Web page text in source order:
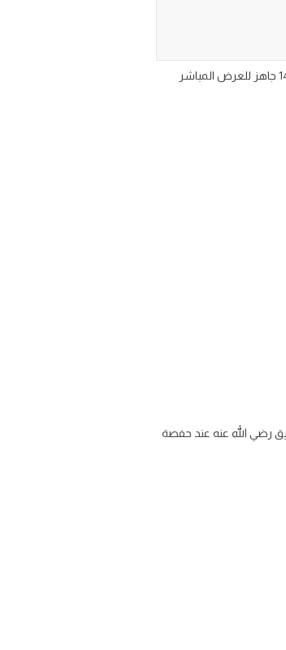
حل كتاب مادة الدراسات الاسلامية رابع ابتدائي الجزء الأول من المقرر ١٤٤٧ حلول منهج الدراسات الاسلامية للصف الرابع الابتدائي ف1 لعام 1447 جاهز للعرض المباشر
رضي الله عنه عند حفصة